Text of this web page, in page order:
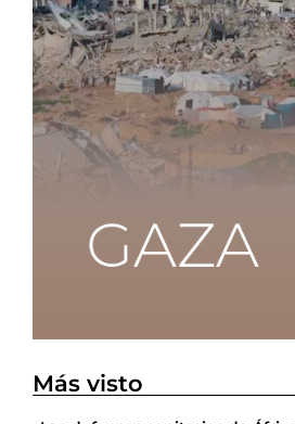
Más visto